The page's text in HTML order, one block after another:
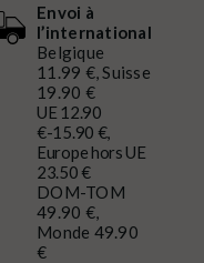
Envoi à
l’international
Belgique
11.99 €, Suisse
19.90 €
UE 12.90
€-15.90 €,
Europe hors UE
23.50 €
DOM-TOM
49.90 €,
Monde 49.90
€